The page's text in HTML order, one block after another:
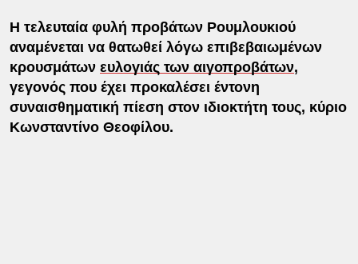
Η τελευταία φυλή προβάτων Ρουμλουκιού
αναμένεται να θατωθεί λόγω επιβεβαιωμένων
κρουσμάτων ευλογιάς των αιγοπροβάτων,
γεγονός που έχει προκαλέσει έντονη
συναισθηματική πίεση στον ιδιοκτήτη τους, κύριο
Κωνσταντίνο Θεοφίλου.